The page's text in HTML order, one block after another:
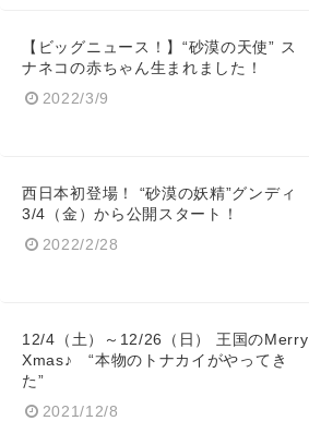
【ビッグニュース！】“砂漠の天使” ス
ナネコの赤ちゃん生まれました！
2022/3/9
西日本初登場！ “砂漠の妖精”グンディ
3/4（金）から公開スタート！
2022/2/28
12/4（土）～12/26（日） 王国のMerry
Xmas♪ “本物のトナカイがやってき
た”
2021/12/8